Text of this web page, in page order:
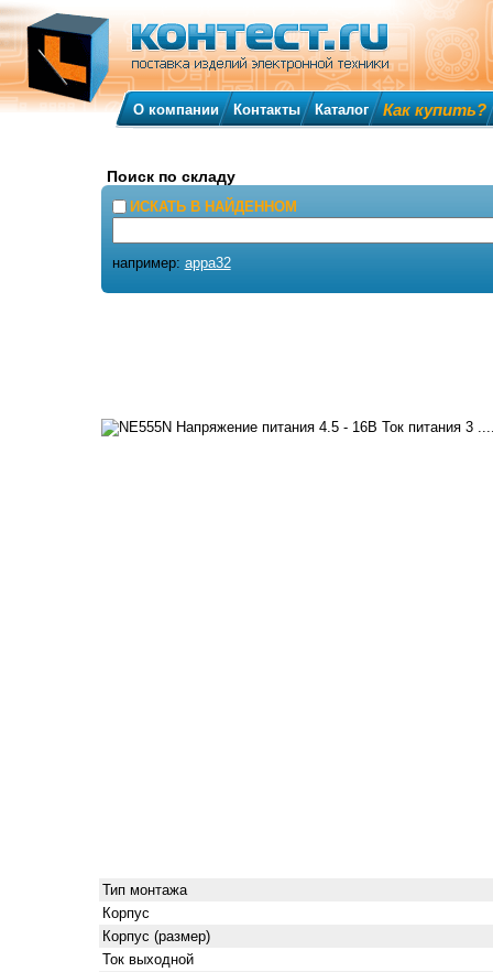
Тип монтажа
Корпус
Корпус (размер)
Ток выходной
О компании Контакты Каталог Как купить?
Поиск по складу
ИСКАТЬ В НАЙДЕННОМ
например: appa32